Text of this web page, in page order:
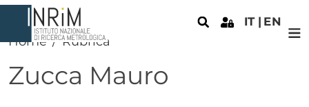
Salta al contenuto principale
IT EN
Home Rubrica
Zucca Mauro